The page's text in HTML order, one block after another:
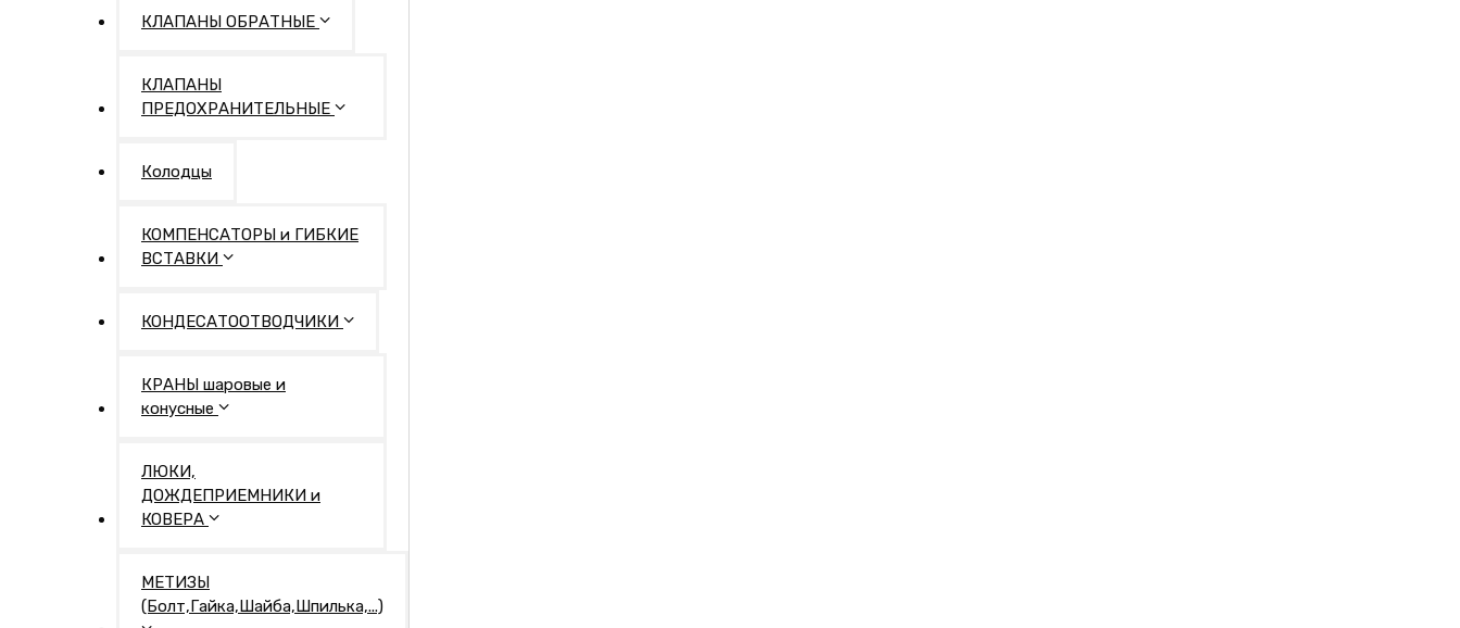
КЛАПАНЫ ОБРАТНЫЕ
КЛАПАНЫ
ПРЕДОХРАНИТЕЛЬНЫЕ
Колодцы
КОМПЕНСАТОРЫ и ГИБКИЕ
ВСТАВКИ
КОНДЕСАТООТВОДЧИКИ
КРАНЫ шаровые и
конусные
ЛЮКИ,
ДОЖДЕПРИЕМНИКИ и
КОВЕРА
МЕТИЗЫ
(Болт,Гайка,Шайба,Шпилька,...)